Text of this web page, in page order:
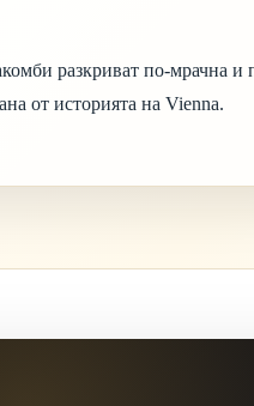
разкриват по-мрачна и
от историята на Vienna.